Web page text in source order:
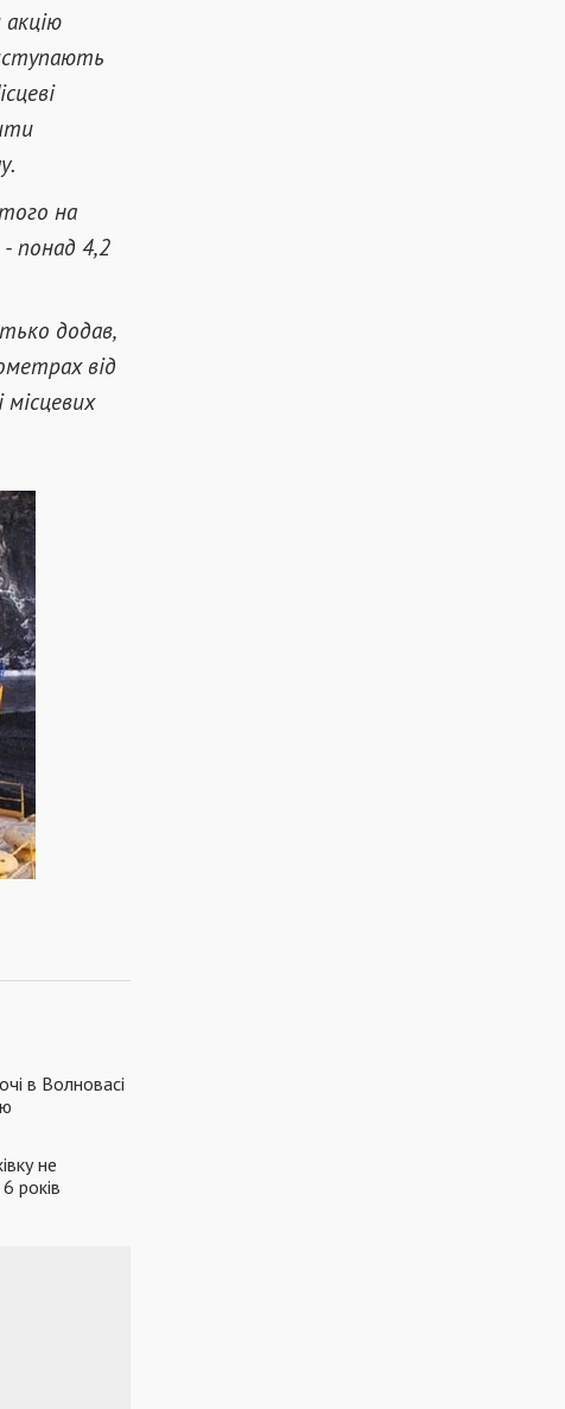
на
- понад 4,2
додав,
від
в Волновасі
не
років